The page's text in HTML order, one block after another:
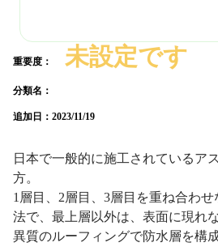
重要度： 未設定です
分類名：
追加日： 2023/11/19
日本で一般的に施工されているア
方。
1層目、2層目、3層目を重ね合わ
法で、最上層以外は、表面に現れ
異質のルーフィングで防水層を構